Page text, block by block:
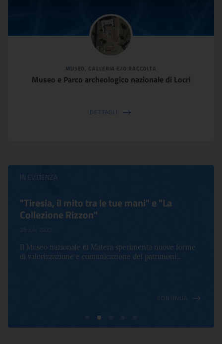
MUSEO, GALLERIA E/O RACCOLTA
Museo e Parco archeologico nazionale di Locri
DETTAGLI
IN EVIDENZA
"Tiresia, il mito tra le tue mani" e "La
Collezione Rizzon"
28 July 2022
Il Museo nazionale di Matera sperimenta nuove forme
di valorizzazione e comunicazione del patrimoni...
CONTINUA